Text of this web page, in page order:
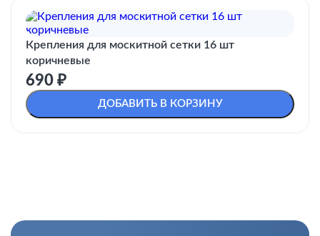
Крепления для москитной сетки 16 шт
коричневые
690 ₽
ДОБАВИТЬ В КОРЗИНУ